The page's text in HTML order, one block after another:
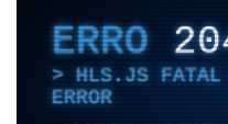
ERRO
HLS.JS FATAL
ERROR